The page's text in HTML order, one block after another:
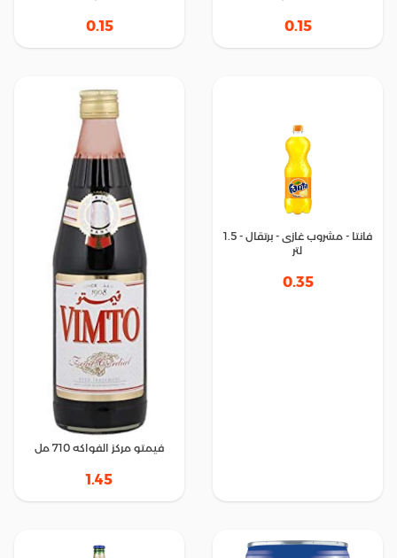
0.15
0.15
فانتا - مشروب غازى - برتقال - 1.5
لتر
0.35
فيمتو مركز الفواكه 710 مل
1.45